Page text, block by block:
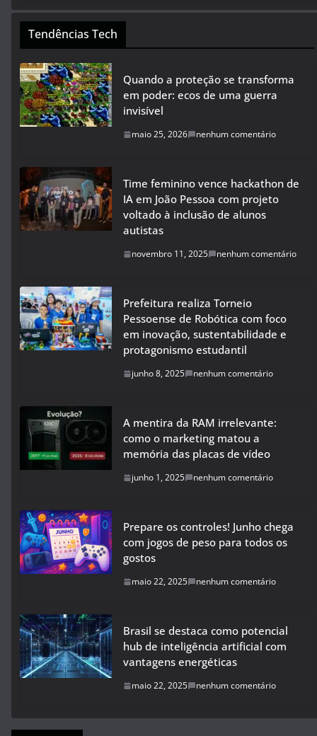
Tendências Tech
Quando a proteção se transforma
em poder: ecos de uma guerra
invisível
maio 25, 2026 nenhum comentário
Time feminino vence hackathon de
IA em João Pessoa com projeto
voltado à inclusão de alunos
autistas
novembro 11, 2025 nenhum comentário
Prefeitura realiza Torneio
Pessoense de Robótica com foco
em inovação, sustentabilidade e
protagonismo estudantil
junho 8, 2025 nenhum comentário
A mentira da RAM irrelevante:
como o marketing matou a
memória das placas de vídeo
junho 1, 2025 nenhum comentário
Prepare os controles! Junho chega
com jogos de peso para todos os
gostos
maio 22, 2025 nenhum comentário
Brasil se destaca como potencial
hub de inteligência artificial com
vantagens energéticas
maio 22, 2025 nenhum comentário